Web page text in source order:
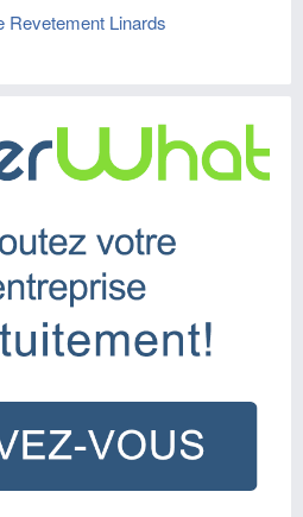
Revetement Linards